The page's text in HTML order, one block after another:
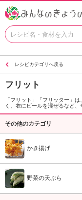
レシピカテゴリへ戻る
フリット
「フリット」「フリッター」
く、衣にビールを混ぜるなど
その他のカテゴリ
かき揚げ
野菜の天ぷら